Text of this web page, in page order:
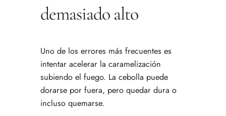
demasiado alto
Uno de los errores más frecuentes es
intentar acelerar la caramelización
subiendo el fuego. La cebolla puede
dorarse por fuera, pero quedar dura o
incluso quemarse.